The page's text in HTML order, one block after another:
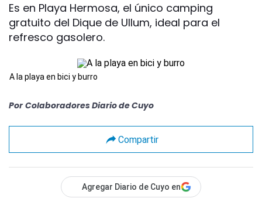
Es en Playa Hermosa, el único camping
gratuito del Dique de Ullum, ideal para el
refresco gasolero.
A la playa en bici y burro
Por Colaboradores Diario de Cuyo
Compartir
Agregar Diario de Cuyo en